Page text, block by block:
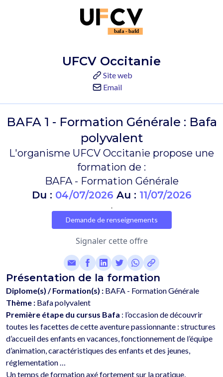
UFCV Occitanie
Site web
Email
BAFA 1 - Formation Générale : Bafa
polyvalent
L'organisme UFCV Occitanie propose une
formation de :
BAFA - Formation Générale
Du : 04/07/2026 Au : 11/07/2026
.
Demande de renseignements
Signaler cette offre
Présentation de la formation
Diplome(s) / Formation(s) : BAFA - Formation Générale
Thème : Bafa polyvalent
Première étape du cursus Bafa : l’occasion de découvrir
toutes les facettes de cette aventure passionnante : structures
d’accueil des enfants en vacances, fonctionnement de l’équipe
d’animation, caractéristiques des enfants et des jeunes,
réglementation …
Un temps de formation axé fortement sur la pratique,